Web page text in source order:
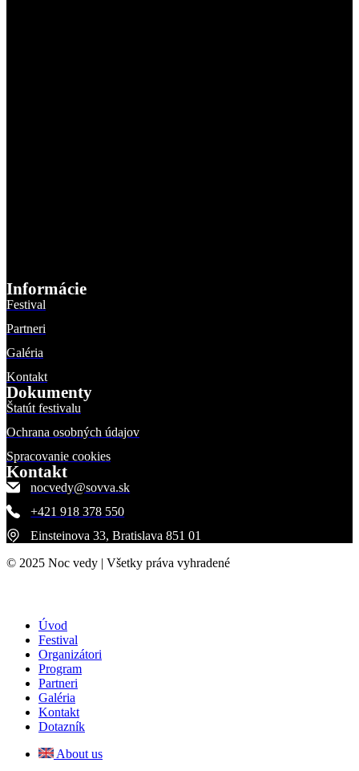
Informácie
Festival
Partneri
Galéria
Kontakt
Dokumenty
Štatút festivalu
Ochrana osobných údajov
Spracovanie cookies
Kontakt
nocvedy@sovva.sk
+421 918 378 550
Einsteinova 33, Bratislava 851 01
© 2025 Noc vedy | Všetky práva vyhradené
Úvod
Festival
Organizátori
Program
Partneri
Galéria
Kontakt
Dotazník
About us